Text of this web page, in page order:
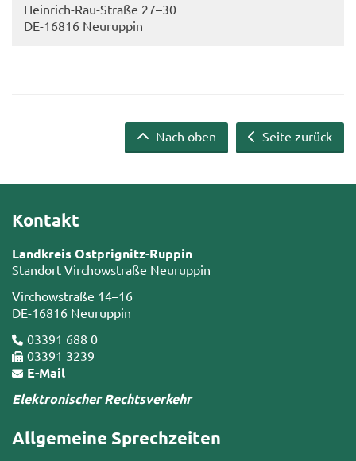
Heinrich-​Rau-Straße 27–30
DE-​16816 Neu­rup­pin
Seite zurück
Nach oben
Kontakt
Landkreis Ostprignitz-Ruppin
Standort Virchowstraße Neuruppin
Virchowstraße 14–16
DE-16816 Neuruppin
03391 688 0
03391 3239
E-Mail
Elektronischer Rechtsverkehr
Allgemeine Sprechzeiten